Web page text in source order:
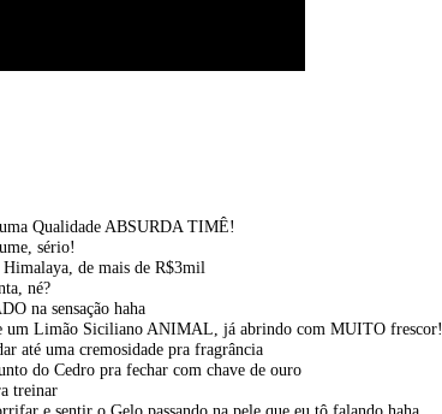
Qualidade ABSURDA TIMÊ!
sério!
de mais de R$3mil
né?
na sensação haha
um Limão Siciliano ANIMAL, já abrindo com MUITO frescor!
até uma cremosidade pra fragrância
do Cedro pra fechar com chave de ouro
treinar